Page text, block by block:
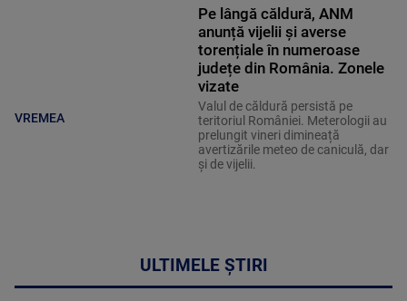
VREMEA
Pe lângă căldură, ANM
anunță vijelii și averse
torențiale în numeroase
județe din România. Zonele
vizate
Valul de căldură persistă pe
teritoriul României. Meterologii au
prelungit vineri dimineață
avertizările meteo de caniculă, dar
și de vijelii.
ULTIMELE ȘTIRI